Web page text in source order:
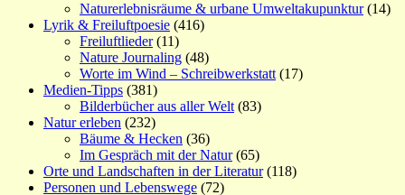
Naturerlebnisräume & urbane Umweltakupunktur(14)
Lyrik & Freiluftpoesie (416)
Freiluftlieder(11)
Nature Journaling (48)
Worte im Wind – Schreibwerkstatt (17)
Medien-Tipps (381)
Bilderbücher aus aller Welt (83)
Natur erleben (232)
Bäume & Hecken (36)
Im Gespräch mit der Natur(65)
Orte und Landschaften in der Literatur(118)
Personen und Lebenswege (72)